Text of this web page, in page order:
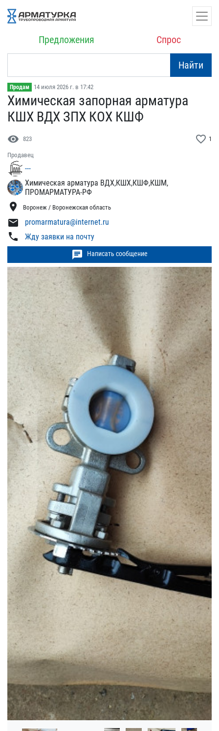
Предложения Спрос
Найти
Продам 14 июля 2026 г. в 17:42
Химическая запорная арма​тура
КШХ ВДХ ЗПХ КОХ КШФ
visibility 823 favorite_border 1
Продавец
---
Химическая арматура ВДХ,КШХ,КШФ,КШМ,
ПРОМАРМАТУРА-РФ
location_on Воронеж / Воронежская область
mail promarmatura@internet.ru
phone Жду заявки на почту
chat Написать сообщение